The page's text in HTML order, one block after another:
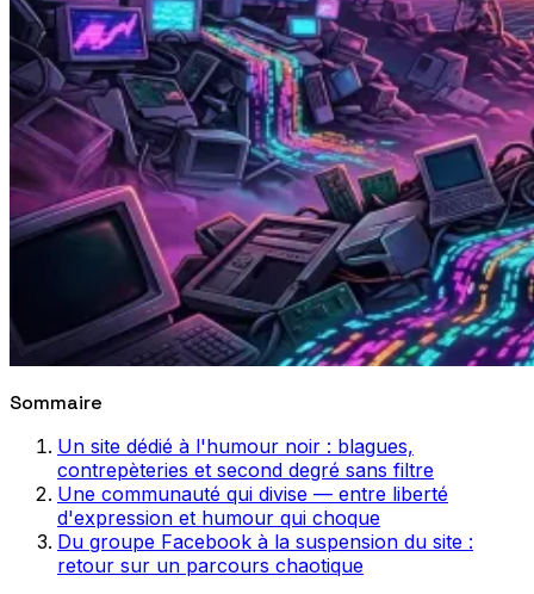
Sommaire
Un site dédié à l'humour noir : blagues,
contrepèteries et second degré sans filtre
Une communauté qui divise — entre liberté
d'expression et humour qui choque
Du groupe Facebook à la suspension du site :
retour sur un parcours chaotique